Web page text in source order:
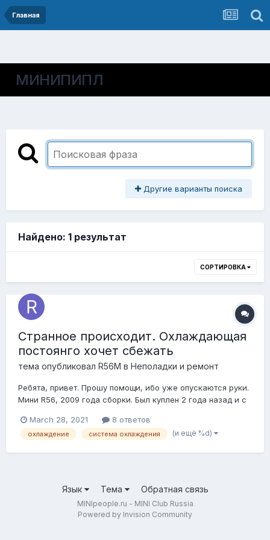
Главная
МИНИПИПЛ
Другие варианты поиска
Найдено: 1 результат
СОРТИРОВКА
Странное происходит. Охлаждающая
постоянго хочет сбежать
тема опубликовал R56M в Неполадки и ремонт
Ребята, привет. Прошу помощи, ибо уже опускаются руки.
Мини R56, 2009 года сборки. Был куплен 2 года назад и с
охлаждающей системы (машина теряла жидкость). Сразу
после покупки были заменены термостат, пумпа,
March 28, 2021 8 ответов
охлаждение система охлаждения (и ещё %d)
Язык Тема Обратная связь
MINIpeople.ru - MINI Club Russia
Powered by Invision Community